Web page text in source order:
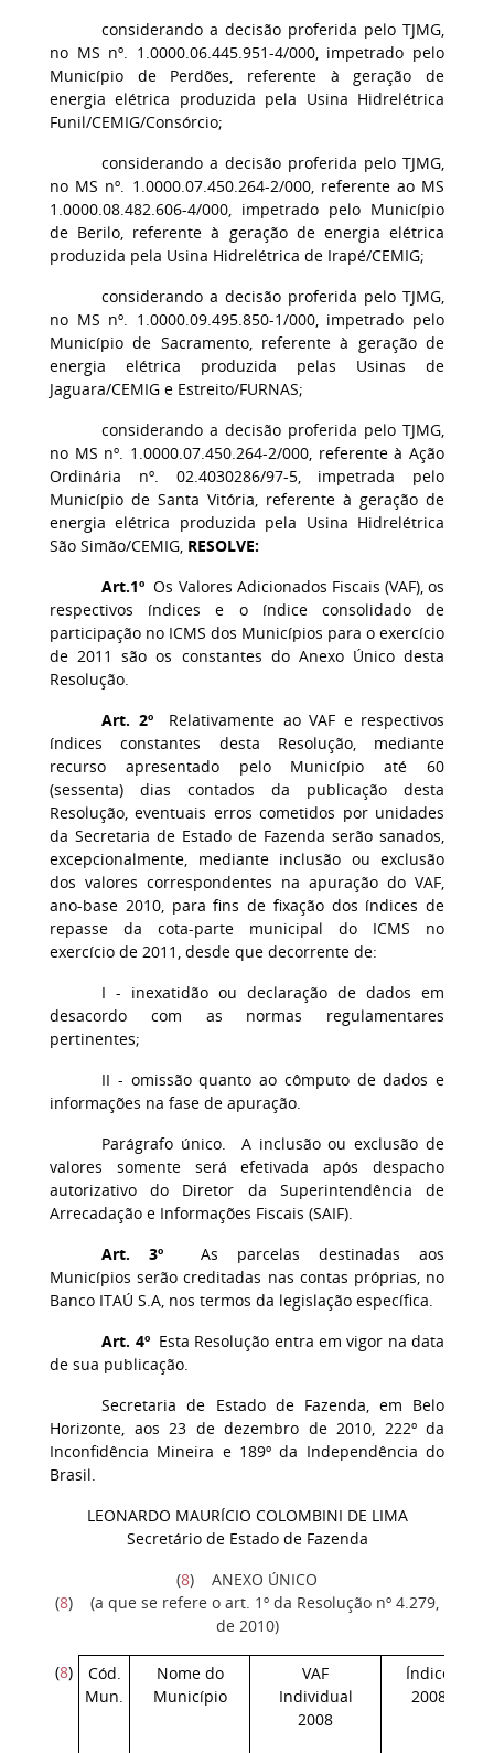
considerando a decisão proferida pelo TJMG,
no MS nº. 1.0000.06.445.951-4/000, impetrado pelo
Município de Perdões, referente à geração de
energia elétrica produzida pela Usina Hidrelétrica
Funil/CEMIG/Consórcio;
considerando a decisão proferida pelo TJMG,
no MS nº. 1.0000.07.450.264-2/000, referente ao MS
1.0000.08.482.606-4/000, impetrado pelo Município
de Berilo, referente à geração de energia elétrica
produzida pela Usina Hidrelétrica de Irapé/CEMIG;
considerando a decisão proferida pelo TJMG,
no MS nº. 1.0000.09.495.850-1/000, impetrado pelo
Município de Sacramento, referente à geração de
energia elétrica produzida pelas Usinas de
Jaguara/CEMIG e Estreito/FURNAS;
considerando a decisão proferida pelo TJMG,
no MS nº. 1.0000.07.450.264-2/000, referente à Ação
Ordinária nº. 02.4030286/97-5, impetrada pelo
Município de Santa Vitória, referente à geração de
energia elétrica produzida pela Usina Hidrelétrica
São Simão/CEMIG, RESOLVE:
Art.1º Os Valores Adicionados Fiscais (VAF), os
respectivos índices e o índice consolidado de
participação no ICMS dos Municípios para o exercício
de 2011 são os constantes do Anexo Único desta
Resolução.
Art. 2ºRelativamente ao VAF e respectivos
índices constantes desta Resolução, mediante
recurso apresentado pelo Município até 60
(sessenta) dias contados da publicação desta
Resolução, eventuais erros cometidos por unidades
da Secretaria de Estado de Fazenda serão sanados,
excepcionalmente, mediante inclusão ou exclusão
dos valores correspondentes na apuração do VAF,
ano-base 2010, para fins de fixação dos índices de
repasse da cota-parte municipal do ICMS no
exercício de 2011, desde que decorrente de:
I - inexatidão ou declaração de dados em
desacordo com as normas regulamentares
pertinentes;
II - omissão quanto ao cômputo de dados e
informações na fase de apuração.
Parágrafo único. A inclusão ou exclusão de
valores somente será efetivada após despacho
autorizativo do Diretor da Superintendência de
Arrecadação e Informações Fiscais (SAIF).
Art. 3º As parcelas destinadas aos
Municípios serão creditadas nas contas próprias, no
Banco ITAÚ S.A, nos termos da legislação específica.
Art. 4ºEsta Resolução entra em vigor na data
de sua publicação.
Secretaria de Estado de Fazenda, em Belo
Horizonte, aos 23 de dezembro de 2010, 222º da
Inconfidência Mineira e 189º da Independência do
Brasil.
LEONARDO MAURÍCIO COLOMBINI DE LIMA
Secretário de Estado de Fazenda
(8) ANEXO ÚNICO
(8) (a que se refere o art. 1º da Resolução nº 4.279,
de 2010)
(8)
Cód.
Mun.
Nome do
Município
VAF
Individual
2008
Índice
2008